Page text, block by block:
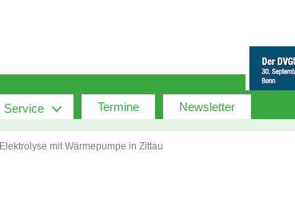
Service Termine Newsletter
Elektrolyse mit Wärmepumpe in Zittau